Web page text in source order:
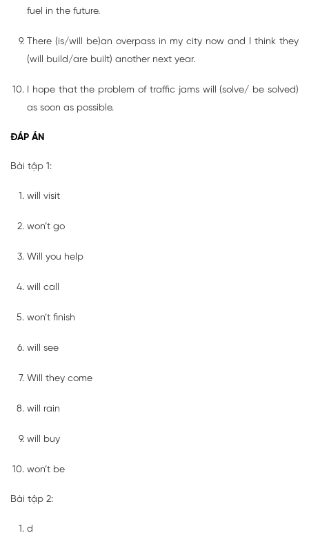
fuel in the future.
There (is/will be)an overpass in my city now and I think they
(will build/are built) another next year.
I hope that the problem of traffic jams will (solve/ be solved)
as soon as possible.
ĐÁP ÁN
Bài tập 1:
will visit
won’t go
Will you help
will call
won’t finish
will see
Will they come
will rain
will buy
won’t be
Bài tập 2:
d